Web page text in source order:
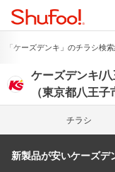
「ケーズデンキ」のチラシ検
ケーズデンキ/
（東京都八王子
チラシ
新製品が安いケーズデ